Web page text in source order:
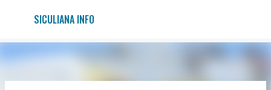
Passa ai contenuti principali
SICULIANA INFO